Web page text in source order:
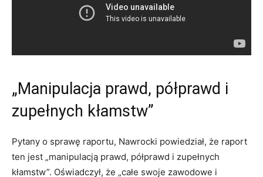
„Manipulacja prawd, półprawd i
zupełnych kłamstw”
Pytany o sprawę raportu, Nawrocki powiedział, że raport
ten jest „manipulacją prawd, półprawd i zupełnych
kłamstw”. Oświadczył, że „całe swoje zawodowe i